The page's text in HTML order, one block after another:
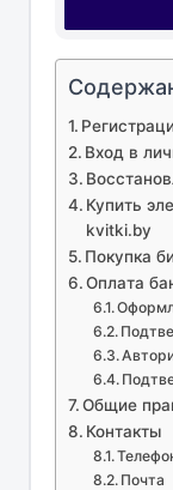
Вход в
Купить
kvitki.by
Покупка
Оплата
Общие
Контакты
Почта